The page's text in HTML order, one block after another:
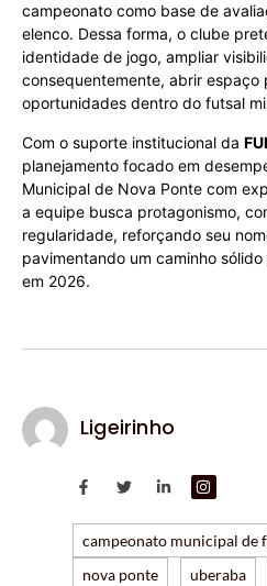
campeonato como base de
elenco. Dessa forma, o clube
identidade de jogo, ampliar
consequentemente, abrir espaço
oportunidades dentro do futsal
Com o suporte institucional da
planejamento focado em
Municipal de Nova Ponte com
a equipe busca protagonismo,
regularidade, reforçando seu
pavimentando um caminho
em 2026.
Ligeirinho
campeonato municipal de
nova ponte
uberaba